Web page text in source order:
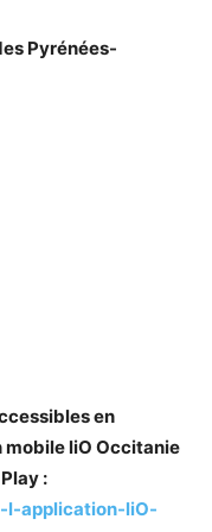
Pyrénées-
en
mobile liO Occitanie
:
l-application-liO-